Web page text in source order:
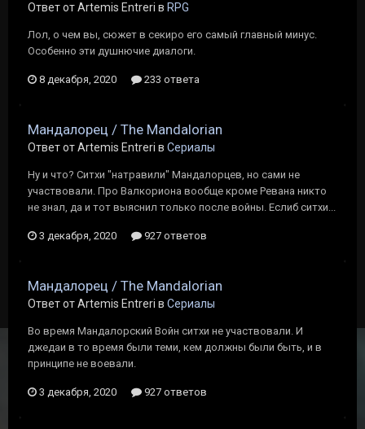
Ответ от Artemis Entreri в RPG
Лол, о чем вы, сюжет в секиро его самый главный минус.
Особенно эти душнючие диалоги.
8 декабря, 2020 233 ответа
Мандалорец / The Mandalorian
Ответ от Artemis Entreri в Сериалы
Ну и что? Ситхи "натравили" Мандалорцев, но сами не
участвовали. Про Валкориона вообще кроме Ревана никто
не знал, да и тот выяснил только после войны. Еслиб ситхи...
3 декабря, 2020 927 ответов
Мандалорец / The Mandalorian
Ответ от Artemis Entreri в Сериалы
Во время Мандалорский Войн ситхи не участвовали. И
джедаи в то время были теми, кем должны были быть, и в
принципе не воевали.
3 декабря, 2020 927 ответов